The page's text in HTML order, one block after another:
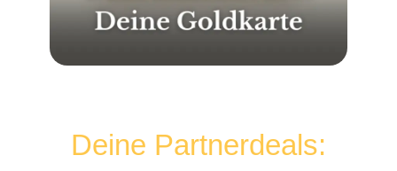
Deine Partnerdeals: